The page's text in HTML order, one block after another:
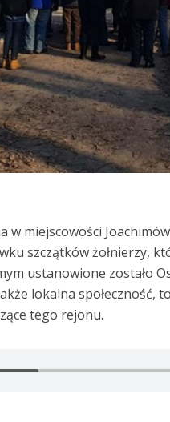
w miejscowości
szczątków żołnierzy,
ustanowione zostało
lokalna
tego rejonu.